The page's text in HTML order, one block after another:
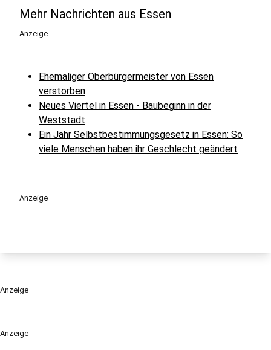
Anzeige
Mehr Nachrichten aus Essen
Anzeige
Ehemaliger Oberbürgermeister von Essen
verstorben
Neues Viertel in Essen - Baubeginn in der
Weststadt
Ein Jahr Selbstbestimmungsgesetz in Essen: So
viele Menschen haben ihr Geschlecht geändert
Anzeige
Anzeige